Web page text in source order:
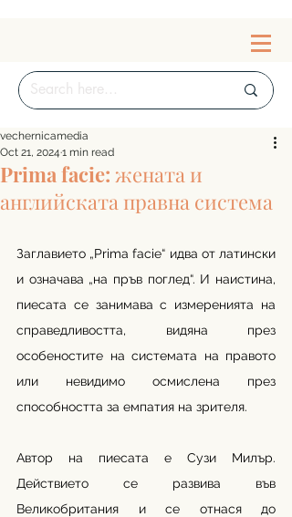
Prima facie: жената и
английската правна система
vechernicamedia
Oct 21, 2024 1 min read
Заглавието „Prima facie“ идва от латински
и означава „на пръв поглед“. И наистина,
пиесата се занимава с измеренията на
справедливостта, видяна през
особеностите на системата на правото
или невидимо осмислена през
способността за емпатия на зрителя.
Автор на пиесата е Сузи Милър.
Действието се развива във
Великобритания и се отнася до